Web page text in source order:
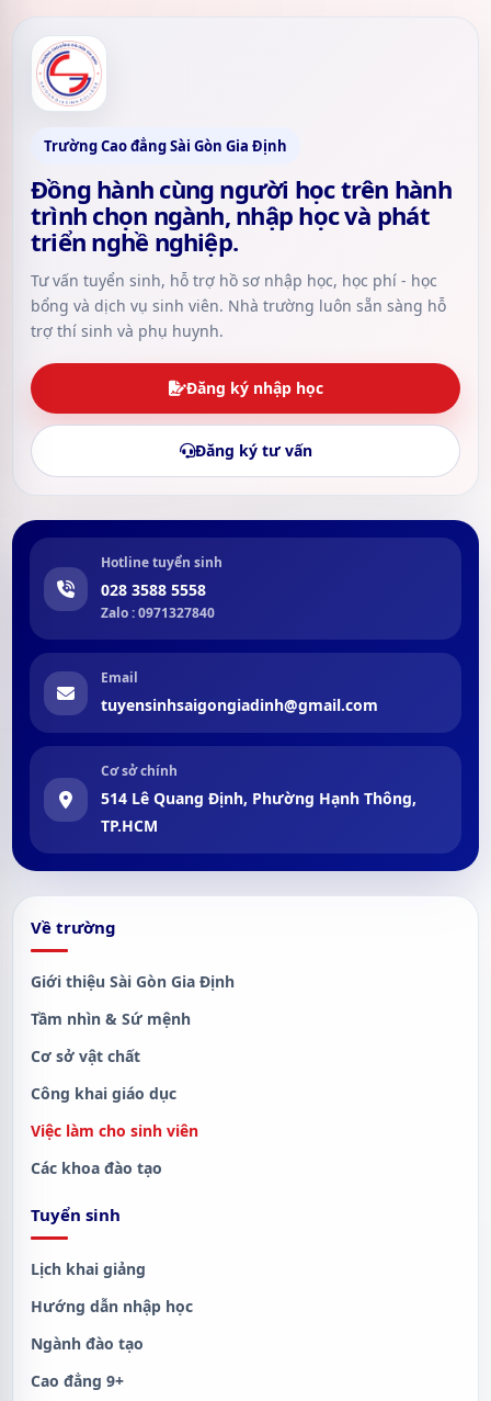
Trường Cao đẳng Sài Gòn Gia Định
Đồng hành cùng người học trên hành
trình chọn ngành, nhập học và phát
triển nghề nghiệp.
Tư vấn tuyển sinh, hỗ trợ hồ sơ nhập học, học phí - học
bổng và dịch vụ sinh viên. Nhà trường luôn sẵn sàng hỗ
trợ thí sinh và phụ huynh.
Đăng ký nhập học
Đăng ký tư vấn
Hotline tuyển sinh
028 3588 5558
Zalo : 0971327840
Email
tuyensinhsaigongiadinh@gmail.com
Cơ sở chính
514 Lê Quang Định, Phường Hạnh Thông,
TP.HCM
Về trường
Giới thiệu Sài Gòn Gia Định
Tầm nhìn & Sứ mệnh
Cơ sở vật chất
Công khai giáo dục
Việc làm cho sinh viên
Các khoa đào tạo
Tuyển sinh
Lịch khai giảng
Hướng dẫn nhập học
Ngành đào tạo
Cao đẳng 9+